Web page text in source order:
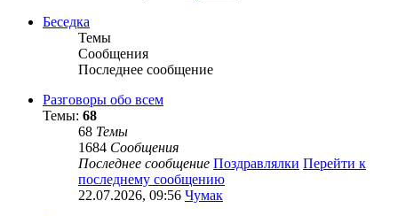
Беседка
Темы
Сообщения
Последнее сообщение
Разговоры обо всем
Темы: 68
68 Темы
1684 Сообщения
Последнее сообщение Поздравлялки Перейти к
последнему сообщению
22.07.2026, 09:56 Чумак